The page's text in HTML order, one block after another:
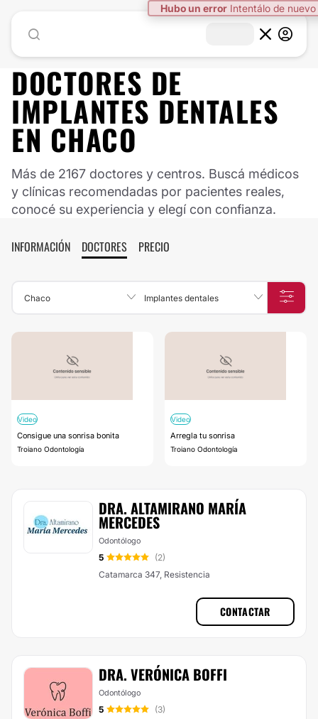
Hubo un error Intentálo de nuevo
DOCTORES DE
IMPLANTES DENTALES
EN CHACO
Más de 2167 doctores y centros. Buscá médicos
y clínicas recomendadas por pacientes reales,
conocé su experiencia y elegí con confianza.
INFORMACIÓN DOCTORES PRECIO
Chaco Implantes dentales
Video
Consigue una sonrisa bonita
Troiano Odontología
Video
Arregla tu sonrisa
Troiano Odontología
DRA. ALTAMIRANO MARÍA
MERCEDES
Odontólogo
5
(2)
Catamarca 347, Resistencia
CONTACTAR
DRA. VERÓNICA BOFFI
Odontólogo
5
(3)